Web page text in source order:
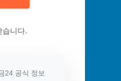
습니다.
24 공식 정보